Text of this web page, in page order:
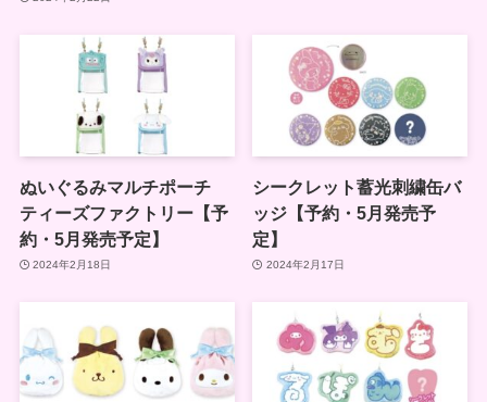
ぬいぐるみマルチポーチ
ティーズファクトリー【予
約・5月発売予定】
2024年2月18日
シークレット蓄光刺繍缶バ
ッジ【予約・5月発売予
定】
2024年2月17日